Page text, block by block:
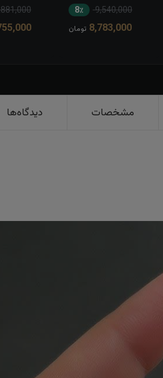
9,540,000 8٪
8,783,000 تومان
کبیر امام
برنجی بغل
مشخصات دیدگاه‌ها